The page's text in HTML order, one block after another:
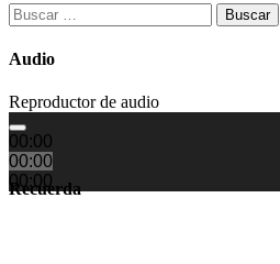
Buscar:
Audio
Reproductor de audio
00:00
00:00
00:00
Recuerda